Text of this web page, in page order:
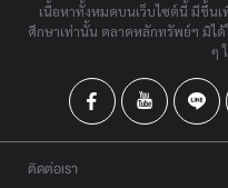
เนื้อหาทั้งหมดบนเว็บไซต์นี้ มีขึ้นเ
ศึกษาเท่านั้น ตลาดหลักทรัพย์ฯ มิไ
ๆ
ติดต่อเรา